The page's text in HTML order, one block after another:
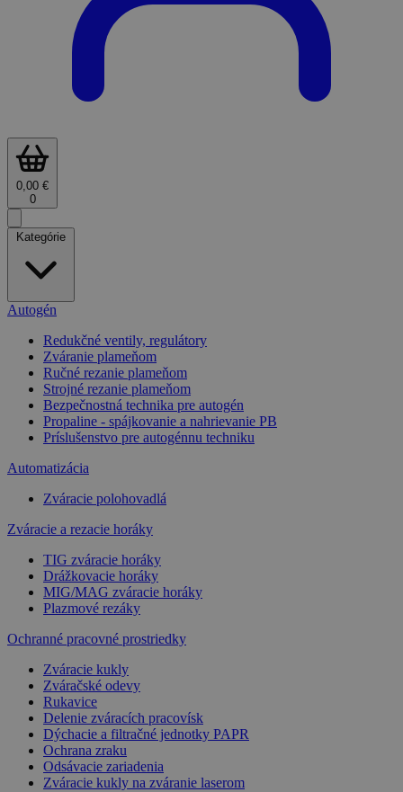
0,00 €
0
Kategórie
Autogén
Redukčné ventily, regulátory
Zváranie plameňom
Ručné rezanie plameňom
Strojné rezanie plameňom
Bezpečnostná technika pre autogén
Propaline - spájkovanie a nahrievanie PB
Príslušenstvo pre autogénnu techniku
Automatizácia
Zváracie polohovadlá
Zváracie a rezacie horáky
TIG zváracie horáky
Drážkovacie horáky
MIG/MAG zváracie horáky
Plazmové rezáky
Ochranné pracovné prostriedky
Zváracie kukly
Zváračské odevy
Rukavice
Delenie zváracích pracovísk
Dýchacie a filtračné jednotky PAPR
Ochrana zraku
Odsávacie zariadenia
Zváracie kukly na zváranie laserom